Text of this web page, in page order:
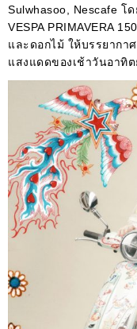
Sulwhasoo, Nescafe
VESPA PRIMAVERA
และดอกไม้ ให้บรรยากา
แสงแดดของเช้าวันอาทิต